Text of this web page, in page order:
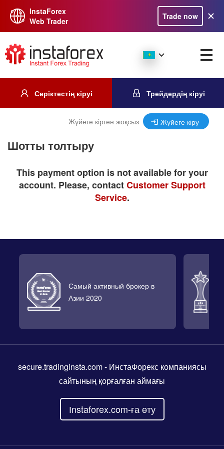
InstaForex
Web Trader
Trade now
Серіктестің кіруі Трейдердің кіруі
Жүйеге кірген жоқсыз Жүйеге кіру
Шотты толтыру
This payment option is not available for your
account. Please, contactCustomer Support
Service.
Самый активный брокер в
Азии 2020
secure.tradinginsta.com- ИнстаФорекс компаниясы
сайтының қорғалған аймағы
Іnstaforex.com-ға өту